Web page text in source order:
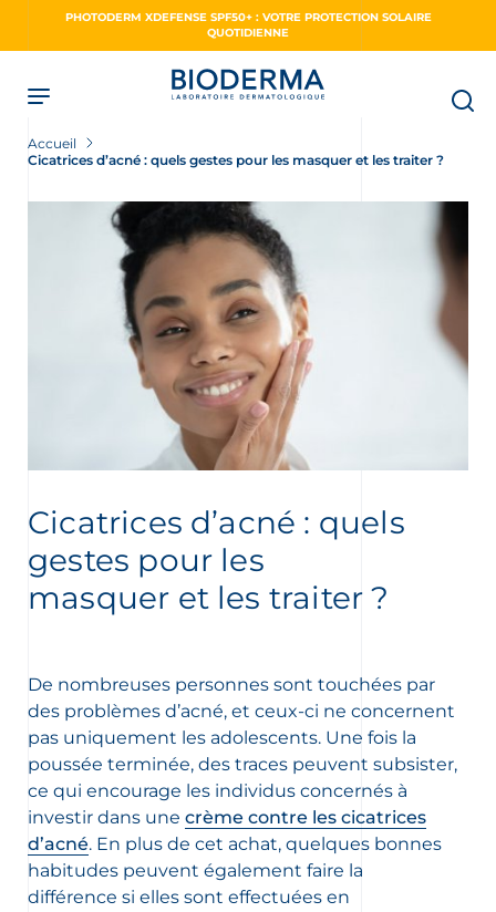
PHOTODERM XDEFENSE SPF50+ : VOTRE PROTECTION SOLAIRE
QUOTIDIENNE
NEWSLETTER
FR NL
Accueil
Cicatrices d’acné : quels gestes pour les masquer et les traiter ?
Cicatrices d’acné : quels
gestes pour les
masquer et les traiter ?
De nombreuses personnes sont touchées par
des problèmes d’acné, et ceux-ci ne concernent
pas uniquement les adolescents. Une fois la
poussée terminée, des traces peuvent subsister,
ce qui encourage les individus concernés à
investir dans une crème contre les cicatrices
d’acné. En plus de cet achat, quelques bonnes
habitudes peuvent également faire la
différence si elles sont effectuées en